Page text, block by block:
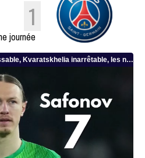
1
journée